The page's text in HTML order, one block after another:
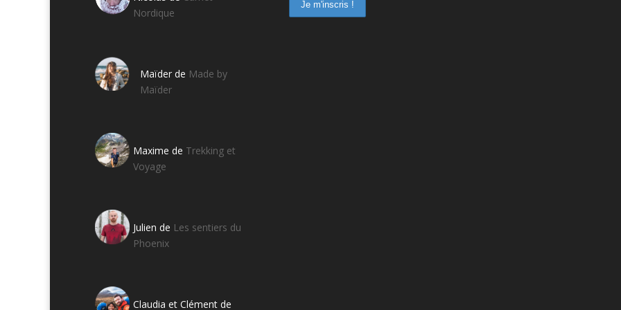
Nordique
Maïder de Made by
Maïder
Maxime de Trekking et
Voyage
Julien de Les sentiers du
Phoenix
Claudia et Clément de